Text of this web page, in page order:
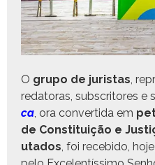
O grupo de juris­tas ,
reda­toras, sub­scritores e
ca ora con­ver­ti­da em
de Con­sti­tu­ição e
uta­dos , foi rece­bido,